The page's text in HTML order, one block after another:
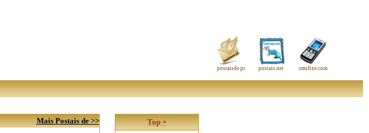
postaisde.pt postais.net smsfixe.com
Mais Postais de >> Top +